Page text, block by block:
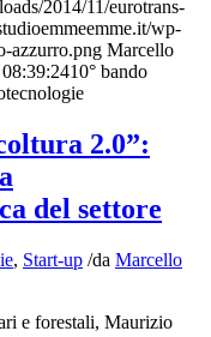
2014/11/eurotrans-
wp-
azzurro.png Marcello
10° bando
2.0”:
del settore
, Start-up /da Marcello
e forestali, Maurizio